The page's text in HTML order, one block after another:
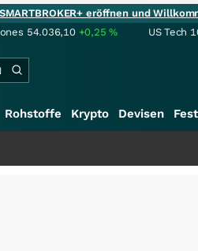
eröffnen und
54.036,10 +0,25% US Tech
Rohstoffe Krypto Devisen